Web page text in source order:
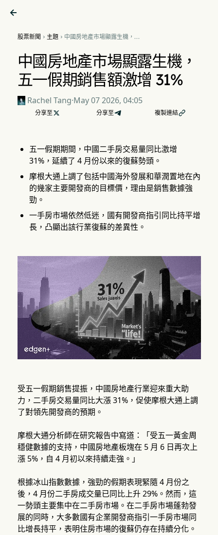

股票新聞  主題 中國房地產市場顯露生機，五
中國房地產市場顯露生機，
五一假期銷售額激增 31%
Rachel Tang·May 07 2026, 04:05
分享至  分享至 複製連結
五一假期期間，中國二手房交易量同比激增
31%，延續了 4 月份以來的復蘇勢頭。
摩根大通上調了包括中國海外發展和華潤置地在內
的幾家主要開發商的目標價，理由是銷售數據強
勁。
一手房市場依然低迷，國有開發商指引同比持平增
長，凸顯出該行業復蘇的差異性。
受五一假期銷售提振，中國房地產行業迎來重大助
力，二手房交易量同比大漲 31%，促使摩根大通上調
了對領先開發商的預期。
摩根大通分析師在研究報告中寫道：「受五一黃金周
穩健數據的支持，中國房地產板塊在 5 月 6 日再次上
漲 5%，自 4 月初以來持續走強。」
根據冰山指數數據，強勁的假期表現緊隨 4 月份之
後，4 月份二手房成交量已同比上升 29%。然而，這
一勢頭主要集中在二手房市場。在二手房市場蓬勃發
展的同時，大多數國有企業開發商指引一手房市場同
比增長持平，表明住房市場的復蘇仍存在持續分化。